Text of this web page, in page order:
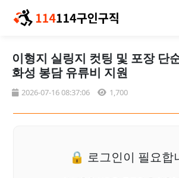
이형지 실링지 컷팅 및 포장 단
화성 봉담 유류비 지원
2026-07-16 08:37:06 1,700
🔒 로그인이 필요합